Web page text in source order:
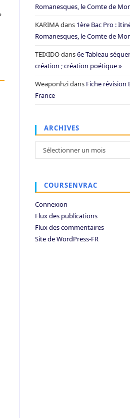
Romanesques, le Comte de
KARIMAdans 1ère Bac Pro :
Romanesques, le Comte de
TEIXIDOdans6e Tableau
création ; création poétique »
Weaponhzidans Fiche révision
France
ARCHIVES
Archives
Sélectionner un mois
COURSENVRAC
Connexion
Flux des publications
Flux des commentaires
Site de WordPress-FR